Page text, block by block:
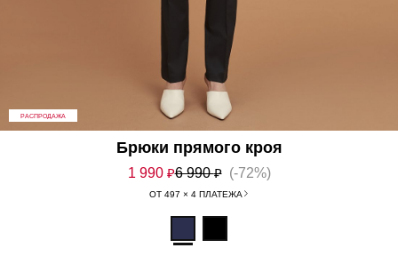
РАСПРОДАЖА
Брюки прямого кроя
1 990 ₽6 990₽ (-72%)
ОТ 497 × 4 ПЛАТЕЖА